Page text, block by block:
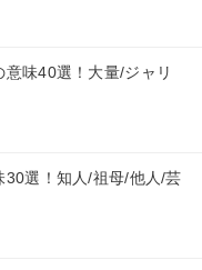
意味40選！大量/ジャリ
30選！知人/祖母/他人/芸